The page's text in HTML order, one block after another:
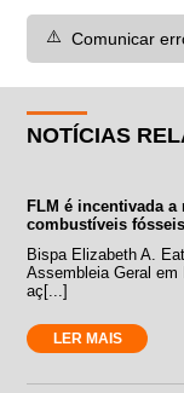
⚠️ Comunicar
NOTÍCIAS
FLM é incentivada
combustíveis fósseis
Bispa Elizabeth A.
Assembleia Geral em
aç[...]
LER MAIS